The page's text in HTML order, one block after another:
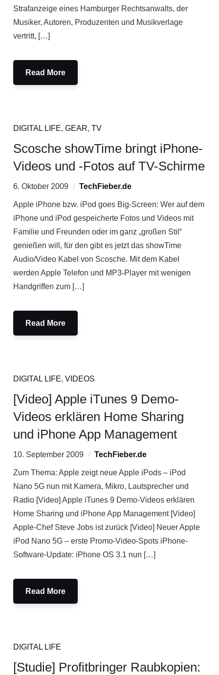
Strafanzeige eines Hamburger Rechtsanwalts, der
Musiker, Autoren, Produzenten und Musikverlage
vertritt, […]
Read More
DIGITAL LIFE, GEAR, TV
Scosche showTime bringt iPhone-
Videos und -Fotos auf TV-Schirme
6. Oktober 2009 TechFieber.de
Apple iPhone bzw. iPod goes Big-Screen: Wer auf dem
iPhone und iPod gespeicherte Fotos und Videos mit
Familie und Freunden oder im ganz „großen Stil“
genießen will, für den gibt es jetzt das showTime
Audio/Video Kabel von Scosche. Mit dem Kabel
werden Apple Telefon und MP3-Player mit wenigen
Handgriffen zum […]
Read More
DIGITAL LIFE, VIDEOS
[Video] Apple iTunes 9 Demo-
Videos erklären Home Sharing
und iPhone App Management
10. September 2009 TechFieber.de
Zum Thema: Apple zeigt neue Apple iPods – iPod
Nano 5G nun mit Kamera, Mikro, Lautsprecher und
Radio [Video] Apple iTunes 9 Demo-Videos erklären
Home Sharing und iPhone App Management [Video]
Apple-Chef Steve Jobs ist zurück [Video] Neuer Apple
iPod Nano 5G – erste Promo-Video-Spots iPhone-
Software-Update: iPhone OS 3.1 nun […]
Read More
DIGITAL LIFE
[Studie] Profitbringer Raubkopien: